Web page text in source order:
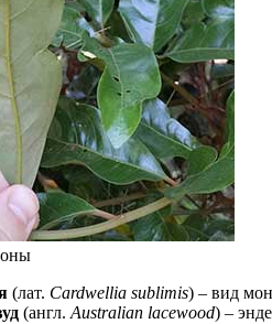
(лат. Cardwellia sublimis) – вид
(англ. Australian lacewood) –